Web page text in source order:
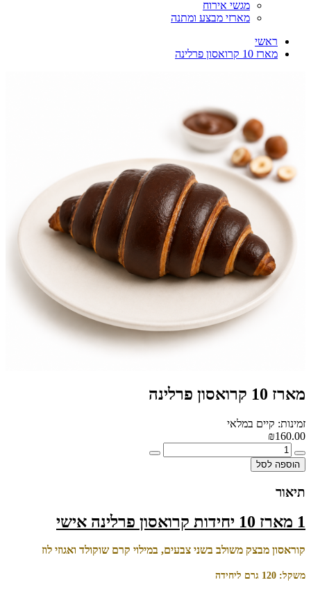
מגשי אירוח
מארזי מבצע ומתנה
ראשי
מארז 10 קרואסון פרלינה
מארז 10 קרואסון פרלינה
זמינות: קיים במלאי
₪160.00
הוספה לסל
תיאור
1 מארז 10 יחידות קרואסון פרלינה אישי
קוראסון מבצק משולב בשני צבעים, במילוי קרם שוקולד ואגוזי לוז
משקל: 120 גרם ליחידה